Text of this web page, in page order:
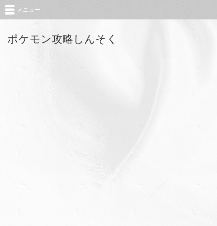
ポケモン攻略しんそく
メニュー